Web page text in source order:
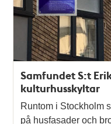
Samfundet S:t
kulturhusskyltar
Runtom i Stockholm
på husfasader och